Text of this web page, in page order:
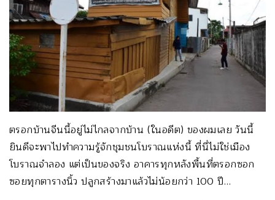
ตรอกบ้านจีนนี้อยู่ไม่ไกลจากบ้าน (ในอดีต) ของผมเลย วันนี้
ยินดีจะพาไปทำความรู้จักชุมชนโบราณแห่งนี้ ที่นี่ไม่ใช่เมือง
โบราณจำลอง แต่เป็นของจริง อาคารทุกหลังพื้นที่ตรอกซอก
ซอยทุกตารางนิ้ว ปลูกสร้างมาแล้วไม่น้อยกว่า 100 ปี…